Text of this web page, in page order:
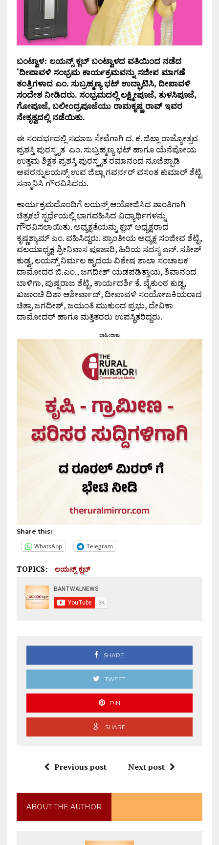
ಬಂಟ್ವಾಳ: ಲಯನ್ಸ್ ಕ್ಲಬ್ ಬಂಟ್ವಾಳದ ವತಿಯಿಂದ ನಡೆದ
‘ದೀಪಾವಳಿ ಸಂಭ್ರಮ ಕಾರ್ಯಕ್ರಮವನ್ನು ಸಜೀಪ ಮಾಗಣೆ
ತಂತ್ರಿಗಳಾದ ಎಂ. ಸುಬ್ರಹ್ಮಣ್ಯ ಭಟ್ ಉದ್ಘಾಟಿಸಿ, ದೀಪಾವಳಿ
ಸಂದೇಶ ನೀಡಿದರು. ಸಂಭ್ರಮದಲ್ಲಿ ಲಕ್ಷ್ಮೀಪೂಜೆ, ತುಳಸಿಪೂಜೆ,
ಗೋಪೂಜೆ, ಬಲೀಂದ್ರಪೂಜೆಯು ರಾಮಕೃಷ್ಣ ರಾವ್ ಇವರ
ನೇತೃತ್ವದಲ್ಲಿ ನಡೆಯಿತು.
ಈ ಸಂದರ್ಭದಲ್ಲಿ ಸಮಾಜ ಸೇವೆಗಾಗಿ ದ. ಕ. ಜಿಲ್ಲಾ ರಾಜ್ಯೋತ್ಸವ
ಪ್ರಶಸ್ತಿ ಪುರಸ್ಕೃತ ಎಂ. ಸುಬ್ರಹ್ಮಣ್ಯ ಭಟ್ ಹಾಗೂ ಯೆನೆಪೋಯ
ಉತ್ತಮ ಶಿಕ್ಷಕ ಪ್ರಶಸ್ತಿ ಪುರಸ್ಕೃತ ರಮಾನಂದ ನೂಜಿಪ್ಪಾಡಿ
ಅವರನ್ನುಲಯನ್ಸ್ ಉಪ ಜಿಲ್ಲಾ ಗವರ್ನರ್ ವಸಂತ ಕುಮಾರ್ ಶೆಟ್ಟಿ
ಸನ್ಮಾನಿಸಿ ಗೌರವಿಸಿದರು.
ಕಾರ್ಯಕ್ರಮದೊಂದಿಗೆ ಲಯನ್ಸ್ ಆಯೋಜಿಸಿದ ಶಾಂತಿಗಾಗಿ
ಚಿತ್ರಕಲೆ ಸ್ಪರ್ಧೆಯಲ್ಲಿ ಭಾಗವಹಿಸಿದ ವಿದ್ಯಾರ್ಥಿಗಳನ್ನು
ಗೌರವಿಸಲಾಯಿತು. ಅಧ್ಯಕ್ಷತೆಯನ್ನು ಕ್ಲಬ್ ಅಧ್ಯಕ್ಷರಾದ
ಕೃಷ್ಣಶ್ಯಾಮ್ ಎಂ. ವಹಿಸಿದ್ದರು. ಪ್ರಾಂತೀಯ ಅಧ್ಯಕ್ಷ ಸಂಜೀವ ಶೆಟ್ಟಿ,
ವಲಯಾಧ್ಯಕ್ಷ ಶ್ರೀನಿವಾಸ ಪೂಜಾರಿ, ಹಿರಿಯ ಸದಸ್ಯ ಎನ್. ಸತೀಶ್
ಕುಡ್ವ, ಲಯನ್ಸ್ ನಿರ್ಮಲ ಹೃದಯ ವಿಶೇಷ ಶಾಲಾ ಸಂಚಾಲಕ
ದಾಮೋದರ ಬಿ.ಎಂ., ಜಗದೀಶ್ ಯಡಪಡಿತ್ತಾಯ, ಶಿವಾನಂದ
ಬಾಳಿಗಾ, ಪುಷ್ಪರಾಜ ಶೆಟ್ಟಿ, ಕಾರ್ಯದರ್ಶಿ ಕೆ. ವೈಕುಂಠ ಕುಡ್ವ,
ಖಜಾಂಚಿ ದಿಶಾ ಆಶೀರ್ವಾದ್, ದೀಪಾವಳಿ ಸಂಯೋಜಕಿಯರಾದ
ಚಿತ್ರಾ ಜಗದೀಶ್, ಜಯಂತಿ ಮುಕುಂದ ಪ್ರಭು, ದೇವಿಕಾ
ದಾಮೋದರ್ ಹಾಗೂ ಮತ್ತಿತರರು ಉಪಸ್ಥಿತರಿದ್ದರು.
ಜಾಹೀರಾತು
Share this:
WhatsApp Telegram
TOPICS: ಲಯನ್ಸ್ ಕ್ಲಬ್
SHARE
TWEET
PIN
SHARE
Previous post Next post
ABOUT THE AUTHOR